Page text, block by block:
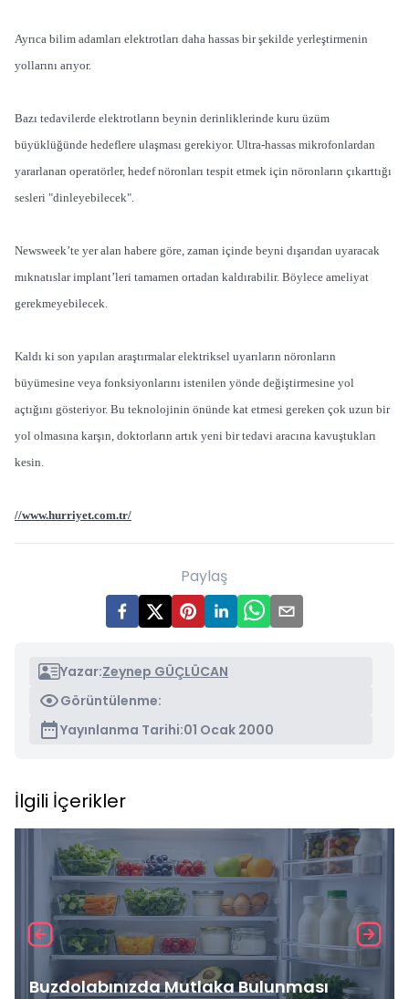
Ayrıca bilim adamları elektrotları daha hassas bir şekilde yerleştirmenin
yollarını arıyor.
Bazı tedavilerde elektrotların beynin derinliklerinde kuru üzüm
büyüklüğünde hedeflere ulaşması gerekiyor. Ultra-hassas mikrofonlardan
yararlanan operatörler, hedef nöronları tespit etmek için nöronların çıkarttığı
sesleri "dinleyebilecek".
Newsweek’te yer alan habere göre, zaman içinde beyni dışarıdan uyaracak
mıknatıslar implant’leri tamamen ortadan kaldırabilir. Böylece ameliyat
gerekmeyebilecek.
Kaldı ki son yapılan araştırmalar elektriksel uyarıların nöronların
büyümesine veya fonksiyonlarını istenilen yönde değiştirmesine yol
açtığını gösteriyor. Bu teknolojinin önünde kat etmesi gereken çok uzun bir
yol olmasına karşın, doktorların artık yeni bir tedavi aracına kavuştukları
kesin.
//www.hurriyet.com.tr/
Paylaş
Yazar:Zeynep GÜÇLÜCAN
Görüntülenme:
Yayınlanma Tarihi:01 Ocak 2000
İlgili İçerikler
Buzdolabınızda Mutlaka Bulunması